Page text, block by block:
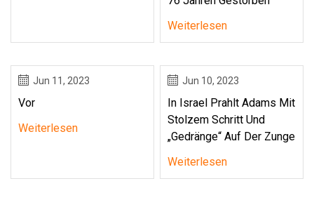
Weiterlesen
Jun 11, 2023
Vor
Weiterlesen
Jun 10, 2023
In Israel Prahlt Adams Mit
Stolzem Schritt Und
„Gedränge“ Auf Der Zunge
Weiterlesen